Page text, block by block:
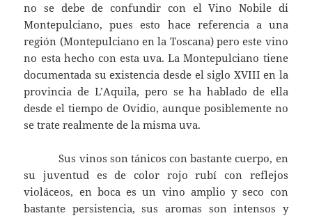
no se debe de confundir con el Vino Nobile di
Montepulciano, pues esto hace referencia a una
región (Montepulciano en la Toscana) pero este vino
no esta hecho con esta uva. La Montepulciano tiene
documentada su existencia desde el siglo XVIII en la
provincia de L’Aquila, pero se ha hablado de ella
desde el tiempo de Ovidio, aunque posiblemente no
se trate realmente de la misma uva.
Sus vinos son tánicos con bastante cuerpo, en
su juventud es de color rojo rubí con reflejos
violáceos, en boca es un vino amplio y seco con
bastante persistencia, sus aromas son intensos y